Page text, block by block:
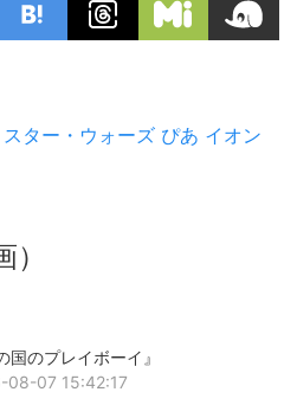
スター・ウォーズ ぴあ イオン
国のプレイボーイ』
08-07 15:42:17